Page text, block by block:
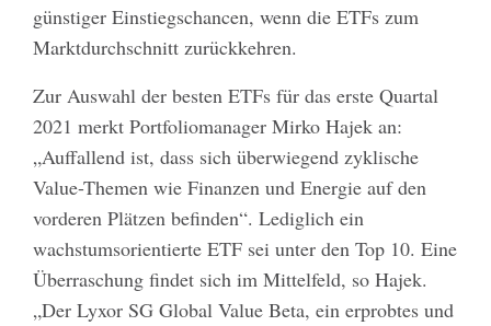
günstiger Einstiegschancen, wenn die ETFs zum
Marktdurchschnitt zurückkehren.
Zur Auswahl der besten ETFs für das erste Quartal
2021 merkt Portfoliomanager Mirko Hajek an:
„Auffallend ist, dass sich überwiegend zyklische
Value-Themen wie Finanzen und Energie auf den
vorderen Plätzen befinden“. Lediglich ein
wachstumsorientierte ETF sei unter den Top 10. Eine
Überraschung findet sich im Mittelfeld, so Hajek.
„Der Lyxor SG Global Value Beta, ein erprobtes und